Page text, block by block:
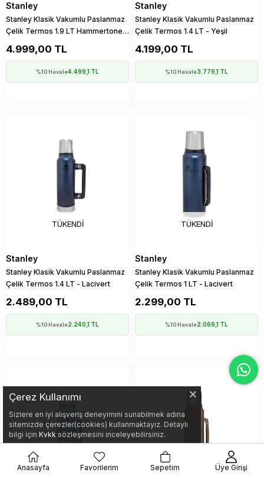
Stanley
Stanley Klasik Vakumlu Paslanmaz
Çelik Termos 1.9 LT Hammertone
4.999,00 TL
%10 Havale4.499,1 TL
Stanley
Stanley Klasik Vakumlu Paslanmaz
Çelik Termos 1.4 LT - Yeşil
4.199,00 TL
%10 Havale3.779,1 TL
TÜKENDI
Stanley
Stanley Klasik Vakumlu Paslanmaz
Çelik Termos 1.4 LT - Lacivert
2.489,00 TL
%10 Havale2.240,1 TL
TÜKENDI
Stanley
Stanley Klasik Vakumlu Paslanmaz
Çelik Termos 1 LT - Lacivert
2.299,00 TL
%10 Havale2.069,1 TL
Çerez Kullanımı
Sizlere en iyi alışveriş deneyimini sunabilmek adına
sitemizde çerezler(cookies) kullanmaktayız. Detaylı
bilgi için Kvkk sözleşmesini inceleyebilirsiniz.
Anasayfa Favorilerim Sepetim Üye Girişi